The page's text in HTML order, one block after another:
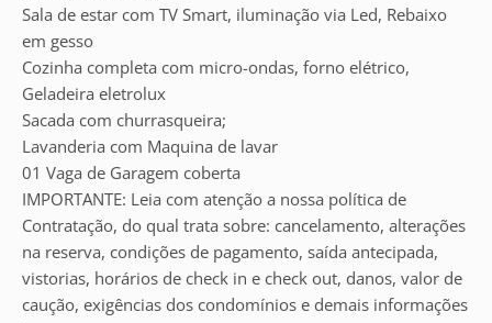
Sala de estar com TV Smart, iluminação via Led, Rebaixo
em gesso
Cozinha completa com micro-ondas, forno elétrico,
Geladeira eletrolux
Sacada com churrasqueira;
Lavanderia com Maquina de lavar
01 Vaga de Garagem coberta
IMPORTANTE: Leia com atenção a nossa política de
Contratação, do qual trata sobre: cancelamento, alterações
na reserva, condições de pagamento, saída antecipada,
vistorias, horários de check in e check out, danos, valor de
caução, exigências dos condomínios e demais informações